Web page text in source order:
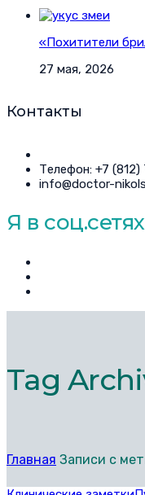
«Похитители
27 мая, 2026
Контакты
Телефон: +7
info@doctor-
Я в соц.сетях
Tag
Главная Записи с